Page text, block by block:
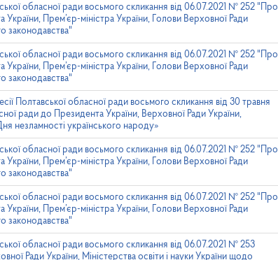
обласної ради восьмого скликання від 06.07.2021 № 252 "Про
Прем’єр-міністра України, Голови Верховної Ради
законодавства"
обласної ради восьмого скликання від 06.07.2021 № 252 "Про
Прем’єр-міністра України, Голови Верховної Ради
законодавства"
Полтавської обласної ради восьмого скликання від 30 травня
ради до Президента України, Верховної Ради України,
незламності українського народу»
обласної ради восьмого скликання від 06.07.2021 № 252 "Про
Прем’єр-міністра України, Голови Верховної Ради
законодавства"
обласної ради восьмого скликання від 06.07.2021 № 252 "Про
Прем’єр-міністра України, Голови Верховної Ради
законодавства"
обласної ради восьмого скликання від 06.07.2021 № 253
Ради України, Міністерства освіти і науки України щодо